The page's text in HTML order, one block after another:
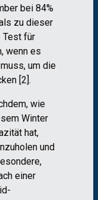
bei 84%
zu dieser
Test für
wenn es
um die
[2].
wie
Winter
hat,
und
einer